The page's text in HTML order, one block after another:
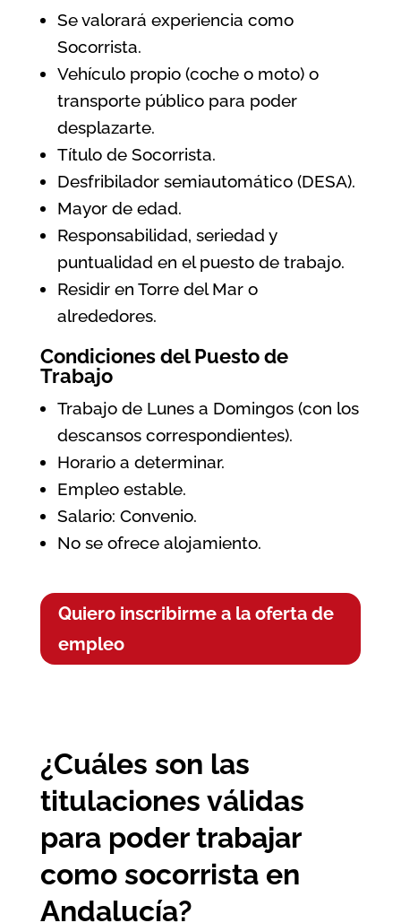
Se valorará experiencia como
Socorrista.
Vehículo propio (coche o moto) o
transporte público para poder
desplazarte.
Título de Socorrista.
Desfribilador semiautomático (DESA).
Mayor de edad.
Responsabilidad, seriedad y
puntualidad en el puesto de trabajo.
Residir en Torre del Mar o
alrededores.
Condiciones del Puesto de
Trabajo
Trabajo de Lunes a Domingos (con los
descansos correspondientes).
Horario a determinar.
Empleo estable.
Salario: Convenio.
No se ofrece alojamiento.
Quiero inscribirme a la oferta de
empleo
¿Cuáles son las
titulaciones válidas
para poder trabajar
como socorrista en
Andalucía?